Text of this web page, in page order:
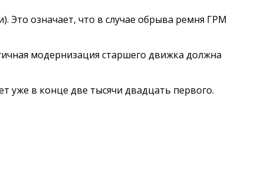
Это означает, что в случае обрыва ремня ГРМ
модернизация старшего движка должна
уже в конце две тысячи двадцать первого.